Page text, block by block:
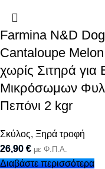
Farmina N&D
Cantaloupe
χωρίς Σιτηρά για
Μικρόσωμων
Πεπόνι 2 kgr
Σκύλος, Ξηρά τροφή
26,90 € με Φ.Π.Α.
Διαβάστε περισσότερα